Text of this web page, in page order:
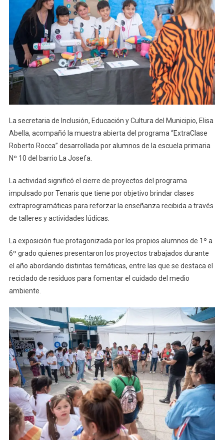
La secretaria de Inclusión, Educación y Cultura del Municipio, Elisa
Abella, acompañó la muestra abierta del programa “ExtraClase
Roberto Rocca” desarrollada por alumnos de la escuela primaria
Nº 10 del barrio La Josefa.
La actividad significó el cierre de proyectos del programa
impulsado por Tenaris que tiene por objetivo brindar clases
extraprogramáticas para reforzar la enseñanza recibida a través
de talleres y actividades lúdicas.
La exposición fue protagonizada por los propios alumnos de 1º a
6º grado quienes presentaron los proyectos trabajados durante
el año abordando distintas temáticas, entre las que se destaca el
reciclado de residuos para fomentar el cuidado del medio
ambiente.